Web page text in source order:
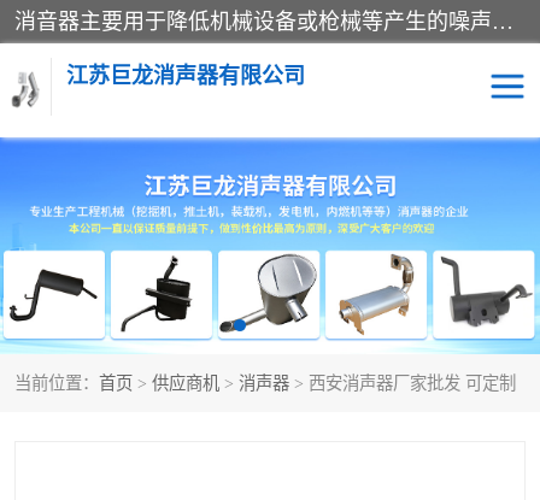
消音器主要用于降低机械设备或枪械等产生的噪声。它通过阻尼或增加排气面积来降低排气速度和功率，从而降低噪声。常见的消音器类型包括阻性消声器、抗性消声器、共振消声器以及阻抗复合式消声器等。这些消音器各有特点，适用于不同频率的噪声消除。
江苏巨龙消声器有限公司
当前位置： 首页 > 供应商机 > 消声器 > 西安消声器厂家批发 可定制
消声器